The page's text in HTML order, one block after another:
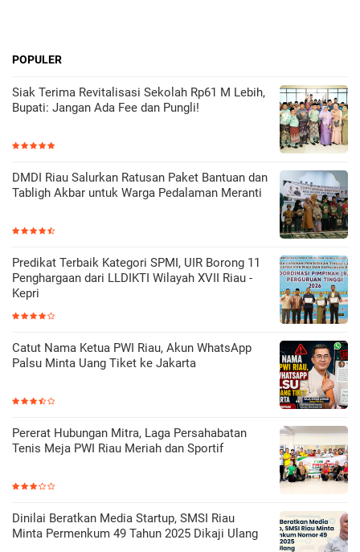
POPULER
Siak Terima Revitalisasi Sekolah Rp61 M Lebih,
Bupati: Jangan Ada Fee dan Pungli!
DMDI Riau Salurkan Ratusan Paket Bantuan dan
Tabligh Akbar untuk Warga Pedalaman Meranti
Predikat Terbaik Kategori SPMI, UIR Borong 11
Penghargaan dari LLDIKTI Wilayah XVII Riau -
Kepri
Catut Nama Ketua PWI Riau, Akun WhatsApp
Palsu Minta Uang Tiket ke Jakarta
Pererat Hubungan Mitra, Laga Persahabatan
Tenis Meja PWI Riau Meriah dan Sportif
Dinilai Beratkan Media Startup, SMSI Riau
Minta Permenkum 49 Tahun 2025 Dikaji Ulang